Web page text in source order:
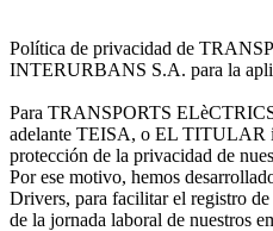
Política de privacidad de
INTERURBANS S.A. para la
Para TRANSPORTS
adelante TEISA, o EL TITULAR
protección de la privacidad de
Por ese motivo, hemos
Drivers, para facilitar el registro
de la jornada laboral de nuestros